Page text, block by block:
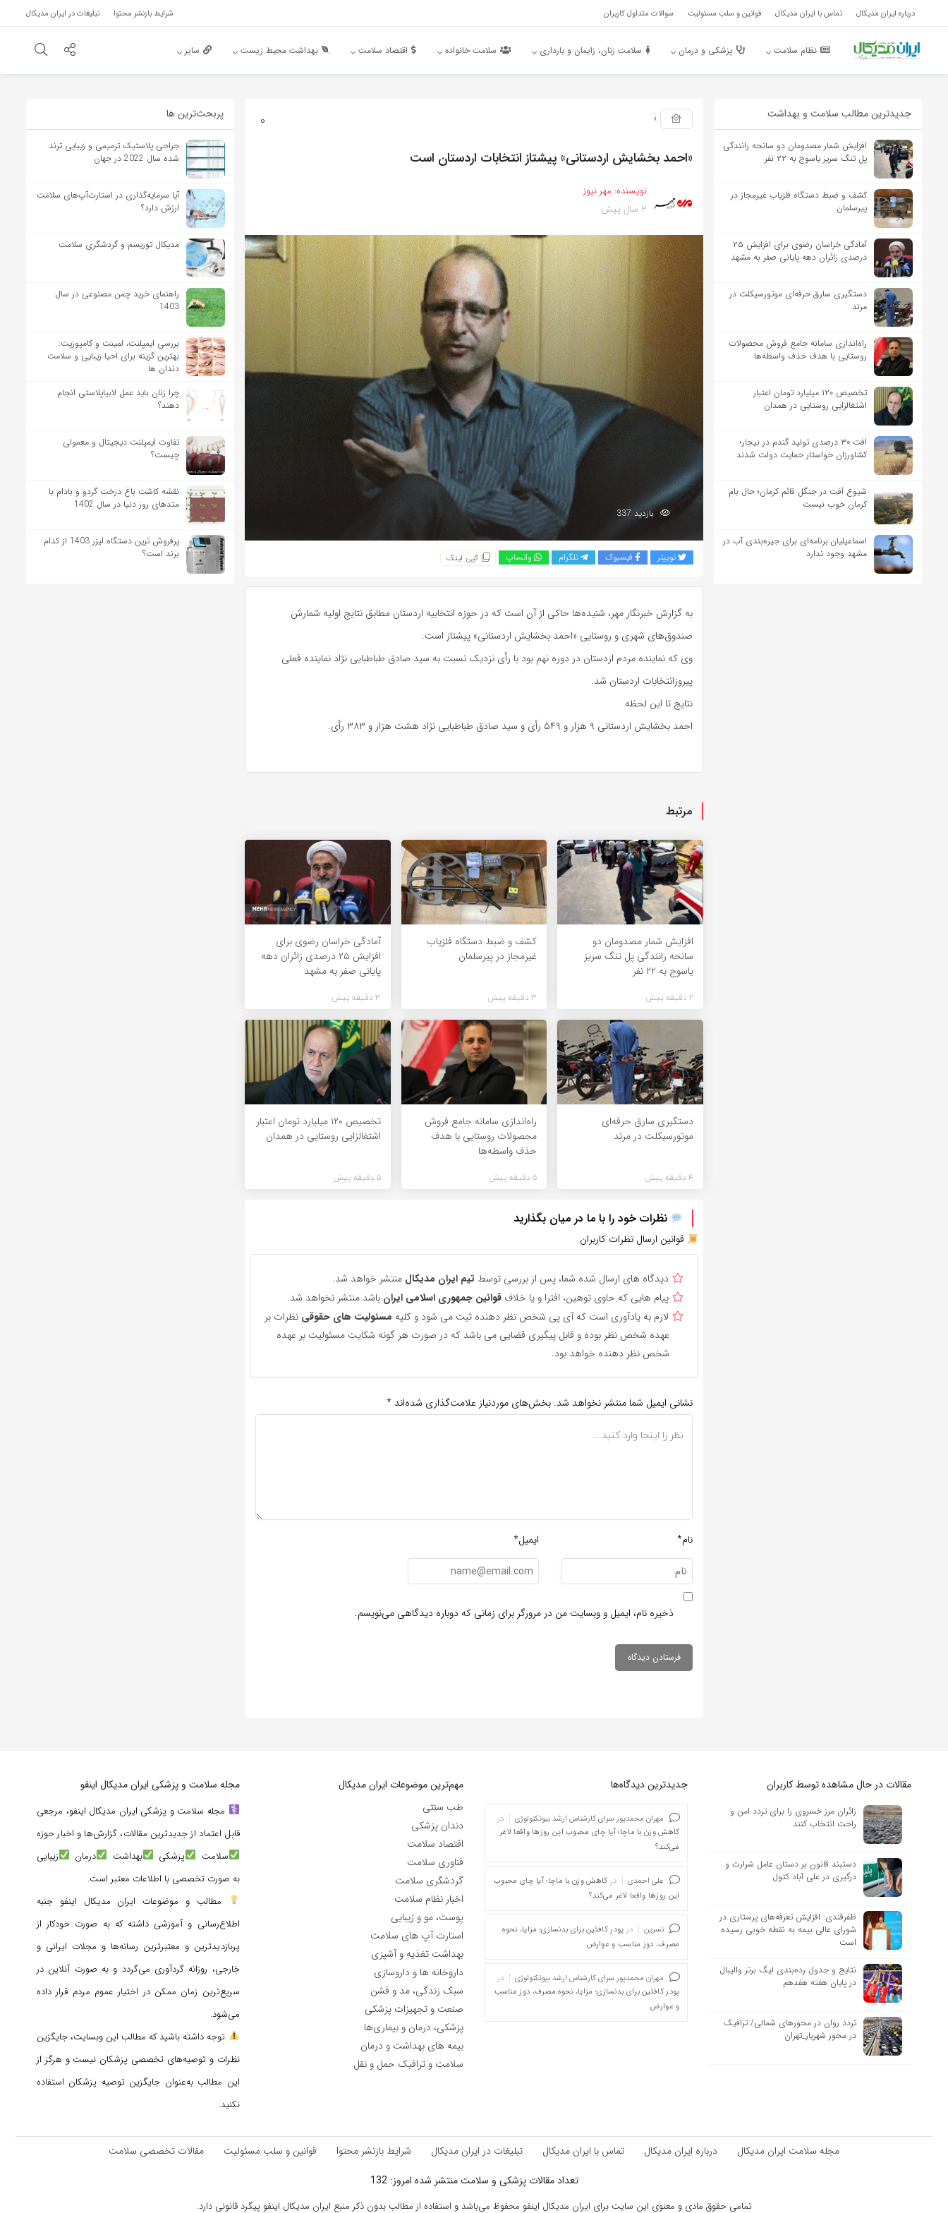
درباره ایران مدیکال تماس با ایران مدیکال قوانین و سلب مسئولیت سوالات متداول کاربران شرایط بازنشر محتوا تبلیغات در ایران مدیکال
نظام سلامت پزشکی و درمان سلامت زنان، زایمان و بارداری سلامت خانواده اقتصاد سلامت بهداشت محیط زیست سایر
جدیدترین مطالب سلامت و بهداشت
افزایش شمار مصدومان دو سانحه رانندگی
پل تنگ سریز یاسوج به ۲۲ نفر
کشف و ضبط دستگاه فلزیاب غیرمجاز در
پیرسلمان
آمادگی خراسان رضوی برای افزایش ۲۵
درصدی زائران دهه پایانی صفر به مشهد
دستگیری سارق حرفه‌ای موتورسیکلت در
مرند
راه‌اندازی سامانه جامع فروش محصولات
روستایی با هدف حذف واسطه‌ها
تخصیص ۱۲۰ میلیارد تومان اعتبار
اشتغالزایی روستایی در همدان
افت ۳۰ درصدی تولید گندم در بیجار؛
کشاورزان خواستار حمایت دولت شدند
شیوع آفت در جنگل قائم کرمان؛ حال بام
کرمان خوب نیست
اسماعیلیان:برنامه‌ای برای جیره‌بندی آب در
مشهد وجود ندارد
0
«احمد بخشایش اردستانی» پیشتاز انتخابات اردستان است
نویسنده: مهر نیوز
2 سال پیش
بازدید 337
توییتر فیسبوک تلگرام واتساپ کپی لینک
به گزارش خبرنگار مهر، شنیده‌ها حاکی از آن است که در حوزه انتخابیه اردستان مطابق نتایج اولیه شمارش
صندوق‌های شهری و روستایی «احمد بخشایش اردستانی» پیشتاز است.
وی که نماینده مردم اردستان در دوره نهم بود با رأی نزدیک نسبت به سید صادق طباطبایی نژاد نماینده فعلی
پیروزانتخابات اردستان شد.
نتایج تا این لحظه
احمد بخشایش اردستانی ۹ هزار و ۵۴۹ رأی و سید صادق طباطبایی نژاد هشت هزار و ۳۸۳ رأی.
مرتبط
افزایش شمار مصدومان دو
سانحه رانندگی پل تنگ سریز
یاسوج به ۲۲ نفر
2 دقیقه پیش
کشف و ضبط دستگاه فلزیاب
غیرمجاز در پیرسلمان
3 دقیقه پیش
آمادگی خراسان رضوی برای
افزایش ۲۵ درصدی زائران دهه
پایانی صفر به مشهد
3 دقیقه پیش
دستگیری سارق حرفه‌ای
موتورسیکلت در مرند
4 دقیقه پیش
راه‌اندازی سامانه جامع فروش
محصولات روستایی با هدف
حذف واسطه‌ها
5 دقیقه پیش
تخصیص ۱۲۰ میلیارد تومان اعتبار
اشتغالزایی روستایی در همدان
5 دقیقه پیش
نظرات خود را با ما در میان بگذارید
قوانین ارسال نظرات کاربران
دیدگاه های ارسال شده شما، پس از بررسی توسط تیم ایران مدیکال منتشر خواهد شد.
پیام هایی که حاوی توهین، افترا و یا خلاف قوانین جمهوری اسلامی ایران باشد منتشر نخواهد شد.
لازم به یادآوری است که آی پی شخص نظر دهنده ثبت می شود و کلیه مسئولیت های حقوقی نظرات بر
عهده شخص نظر بوده و قابل پیگیری قضایی می باشد که در صورت هر گونه شکایت مسئولیت بر عهده
شخص نظر دهنده خواهد بود.
نشانی ایمیل شما منتشر نخواهد شد. بخش‌های موردنیاز علامت‌گذاری شده‌اند *
نام* ایمیل*
ذخیره نام، ایمیل و وبسایت من در مرورگر برای زمانی که دوباره دیدگاهی می‌نویسم.
پربحث‌‌ترین ها
جراحی پلاستیک ترمیمی و زیبایی ترند
شده سال 2022 در جهان
آیا سرمایه‌گذاری در استارت‌آپ‌های سلامت
ارزش دارد؟
مدیکال توریسم و گردشگری سلامت
راهنمای خرید چمن مصنوعی در سال
1403
بررسی ایمپلنت، لمینت و کامپوزیت:
بهترین گزینه برای احیا زیبایی و سلامت
دندان ها
چرا زنان باید عمل لابیاپلاستی انجام
دهند؟
تفاوت ایمپلنت دیجیتال و معمولی
چیست؟
نقشه کاشت باغ درخت گردو و بادام با
متدهای روز دنیا در سال 1402
پرفروش ترین دستگاه لیزر 1403 از کدام
برند است؟
مقالات در حال مشاهده توسط کاربران
زائران مرز خسروی را برای تردد امن و
راحت انتخاب کنند
دستبند قانون بر دستان عامل شرارت و
درگیری در علی آباد کتول
ظفرقندی: افزایش تعرفه‌های پرستاری در
شورای عالی بیمه به نقطه خوبی رسیده
است
نتایج و جدول رده‌بندی لیگ برتر والیبال
در پایان هفته هفدهم
تردد روان در محورهای شمالی/ ترافیک
در محور شهریار_تهران
جدیدترین دیدگاه‌‌ها
مهران محمدپور سرای کارشناس ارشد بیوتکنولوژی
در
کاهش وزن با ماچا؛ آیا چای محبوب این روزها واقعا لاغر
می‌کند؟
علی احمدی در کاهش وزن با ماچا؛ آیا چای محبوب
این روزها واقعا لاغر می‌کند؟
نسرین در پودر کافئین برای بدنسازی؛ مزایا، نحوه
مصرف، دوز مناسب و عوارض
مهران محمدپور سرای کارشناس ارشد بیوتکنولوژی
در
پودر کافئین برای بدنسازی؛ مزایا، نحوه مصرف، دوز مناسب
و عوارض
مهم‌ترین موضوعات ایران مدیکال
طب سنتی
دندان پزشکی
اقتصاد سلامت
فناوری سلامت
گردشگری سلامت
اخبار نظام سلامت
پوست، مو و زیبایی
استارت آپ های سلامت
بهداشت تغذیه و آشپزی
داروخانه ها و داروسازی
سبک زندگی، مد و فشن
صنعت و تجهیزات پزشکی
پزشکی، درمان و بیماری‌ها
بیمه های بهداشت و درمان
سلامت و ترافیک حمل و نقل
مجله سلامت و پزشکی ایران مدیکال اینفو
مجله سلامت و پزشکی ایران مدیکال اینفو، مرجعی
قابل اعتماد از جدیدترین مقالات، گزارش‌ها و اخبار حوزه
سلامت
پزشکی بهداشت درمان
زیبایی
به صورت تخصصی با اطلاعات معتبر است.
مطالب و موضوعات ایران مدیکال اینفو جنبه
اطلاع‌رسانی و آموزشی داشته که به صورت خودکار از
پربازدیدترین و معتبرترین رسانه‌ها و مجلات ایرانی و
خارجی، روزانه گردآوری می‌گردد و به صورت آنلاین در
سریع‌ترین زمان ممکن در اختیار عموم مردم قرار داده
می‌شود.
توجه داشته باشید که مطالب این وبسایت، جایگزین
نظرات و توصیه‌های تخصصی پزشکان نیست و هرگز از
این مطالب به‌عنوان جایگزین توصیه پزشکان استفاده
نکنید.
مجله سلامت ایران مدیکال درباره ایران مدیکال تماس با ایران مدیکال تبلیغات در ایران مدیکال شرایط بازنشر محتوا قوانین و سلب مسئولیت
مقالات تخصصی سلامت
تعداد مقالات پزشکی و سلامت منتشر شده امروز: 132
تمامی حقوق مادی و معنوی این سایت برای ایران مدیکال اینفو محفوظ می‌باشد و استفاده از مطالب بدون ذکر منبع ایران مدیکال اینفو پیگرد قانونی دارد.